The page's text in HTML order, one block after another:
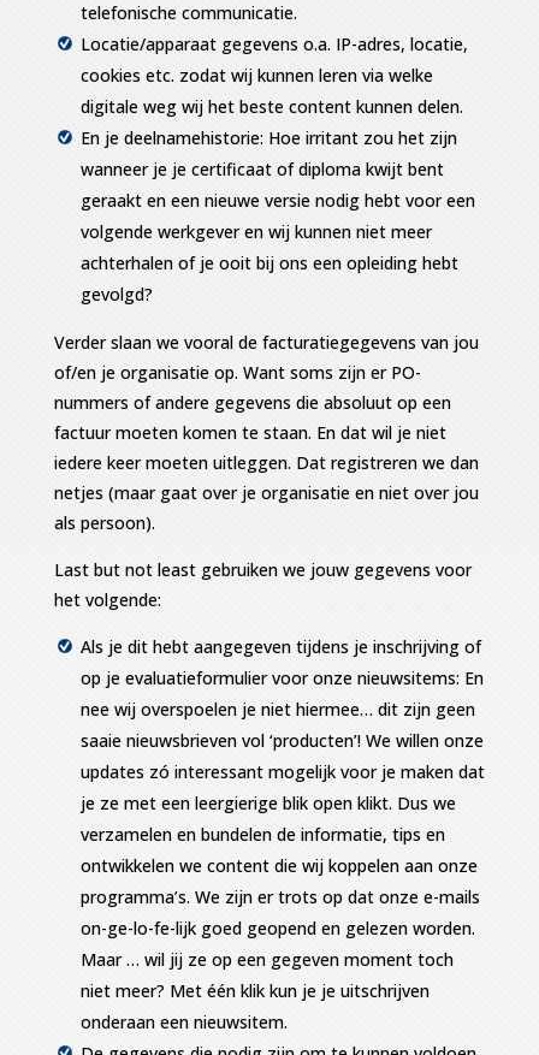
telefonische communicatie.
Locatie/apparaat gegevens o.a. IP-adres, locatie,
cookies etc. zodat wij kunnen leren via welke
digitale weg wij het beste content kunnen delen.
En je deelnamehistorie: Hoe irritant zou het zijn
wanneer je je certificaat of diploma kwijt bent
geraakt en een nieuwe versie nodig hebt voor een
volgende werkgever en wij kunnen niet meer
achterhalen of je ooit bij ons een opleiding hebt
gevolgd?
Verder slaan we vooral de facturatiegegevens van jou
of/en je organisatie op. Want soms zijn er PO-
nummers of andere gegevens die absoluut op een
factuur moeten komen te staan. En dat wil je niet
iedere keer moeten uitleggen. Dat registreren we dan
netjes (maar gaat over je organisatie en niet over jou
als persoon).
Last but not least gebruiken we jouw gegevens voor
het volgende:
Als je dit hebt aangegeven tijdens je inschrijving of
op je evaluatieformulier voor onze nieuwsitems: En
nee wij overspoelen je niet hiermee… dit zijn geen
saaie nieuwsbrieven vol ‘producten’! We willen onze
updates zó interessant mogelijk voor je maken dat
je ze met een leergierige blik open klikt. Dus we
verzamelen en bundelen de informatie, tips en
ontwikkelen we content die wij koppelen aan onze
programma’s. We zijn er trots op dat onze e-mails
on-ge-lo-fe-lijk goed geopend en gelezen worden.
Maar … wil jij ze op een gegeven moment toch
niet meer? Met één klik kun je je uitschrijven
onderaan een nieuwsitem.